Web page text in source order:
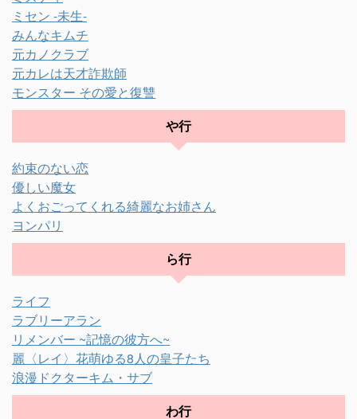
ミセン -未生-
みんなキムチ
元カノクラブ
元カレは天才詐欺師
モンスター その愛と復讐
や行
約束のない恋
優しい魔女
よくおごってくれる綺麗なお姉さん
ヨンパリ
ら行
ライフ
ラブリーアラン
リメンバー ~記憶の彼方へ~
麗〈レイ〉花萌ゆる8人の皇子たち
浪漫ドクターキム・サブ
わ行